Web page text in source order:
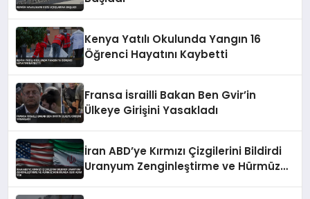
Kenya Yatılı Okulunda Yangın 16
Öğrenci Hayatını Kaybetti
Fransa İsrailli Bakan Ben Gvir’in
Ülkeye Girişini Yasakladı
İran ABD’ye Kırmızı Çizgilerini Bildirdi
Uranyum Zenginleştirme ve Hürmüz